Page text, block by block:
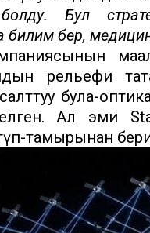
болду. Бул
берүү,
рельефи
була-
Ал эми
тамырынан